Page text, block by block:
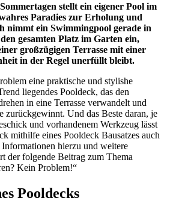
stellt ein eigener Pool im
Paradies zur Erholung und
nimmt ein Swimmingpool gerade in
gesamten Platz im Garten ein,
großzügigen Terrasse mit einer
in der Regel unerfüllt bleibt.
eine praktische und stylishe
liegendes Pooldeck, das den
in eine Terrasse verwandelt und
zurückgewinnt. Und das Beste daran, je
und vorhandenem Werkzeug lässt
mithilfe eines Pooldeck Bausatzes auch
hierzu und weitere
der folgende Beitrag zum Thema
Kein Problem!“
Pooldecks